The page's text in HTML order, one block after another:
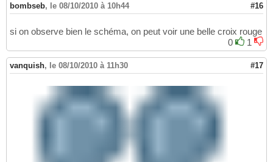
bombseb, le 08/10/2010 à 10h44 #16
si on observe bien le schéma, on peut voir une belle croix rouge
0
1
vanquish, le 08/10/2010 à 11h30 #17